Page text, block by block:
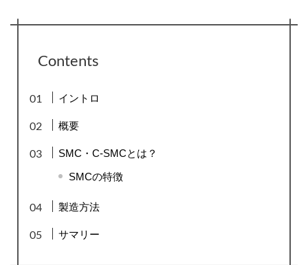
Contents
イントロ
概要
SMC・C-SMCとは？
SMCの特徴
製造方法
サマリー